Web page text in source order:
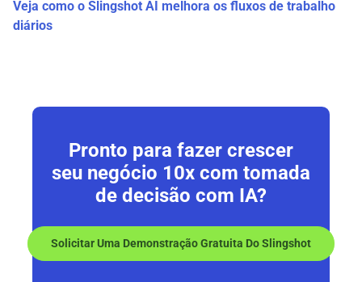
Veja como o Slingshot AI melhora os fluxos de trabalho
diários
Pronto para fazer crescer
seu negócio 10x com tomada
de decisão com IA?
Solicitar Uma Demonstração Gratuita Do Slingshot